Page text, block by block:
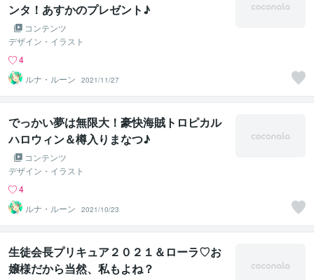
ンタ！あすかのプレゼント♪
コンテンツ
デザイン・イラスト
4
ルナ・ルーン
2021/11/27
でっかい夢は無限大！豪快海賊トロピカル
ハロウィン＆樽入りまなつ♪
コンテンツ
デザイン・イラスト
4
ルナ・ルーン
2021/10/23
生徒会長プリキュア２０２１＆ローラ♡お
嬢様だから当然、私もよね？